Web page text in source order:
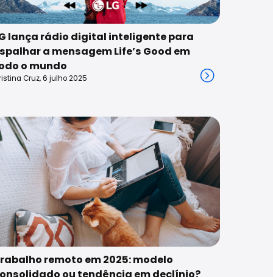
lança rádio digital inteligente para
a mensagem Life’s Good em
o mundo
Cruz, 6 julho 2025
remoto em 2025: modelo
ou tendência em declínio?